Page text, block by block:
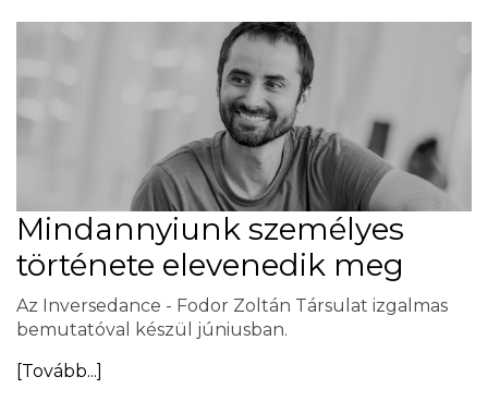
Mindannyiunk személyes
története elevenedik meg
Az Inversedance - Fodor Zoltán Társulat izgalmas
bemutatóval készül júniusban.
[Tovább...]